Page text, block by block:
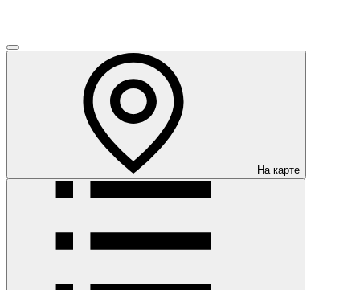
На карте